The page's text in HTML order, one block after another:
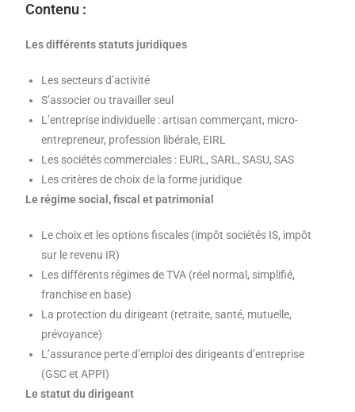
Contenu :
Les différents statuts juridiques
Les secteurs d’activité
S’associer ou travailler seul
L’entreprise individuelle : artisan commerçant, micro-
entrepreneur, profession libérale, EIRL
Les sociétés commerciales : EURL, SARL, SASU, SAS
Les critères de choix de la forme juridique
Le régime social, fiscal et patrimonial
Le choix et les options fiscales (impôt sociétés IS, impôt
sur le revenu IR)
Les différents régimes de TVA (réel normal, simplifié,
franchise en base)
La protection du dirigeant (retraite, santé, mutuelle,
prévoyance)
L’assurance perte d’emploi des dirigeants d’entreprise
(GSC et APPI)
Le statut du dirigeant